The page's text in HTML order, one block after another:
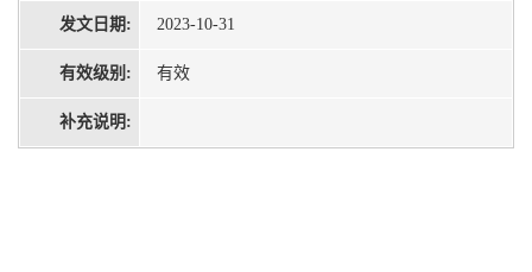
发文日期: 2023-10-31
有效级别: 有效
补充说明: